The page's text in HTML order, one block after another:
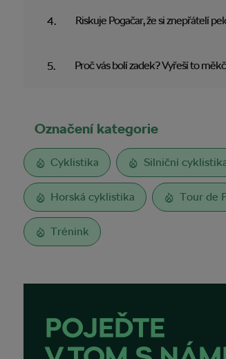
Riskuje Pogačar, že si znepřátelí
Proč vás bolí zadek? Vyřeší to
Označení kategorie
Cyklistika Silniční
Horská cyklistika Tour de
Trénink